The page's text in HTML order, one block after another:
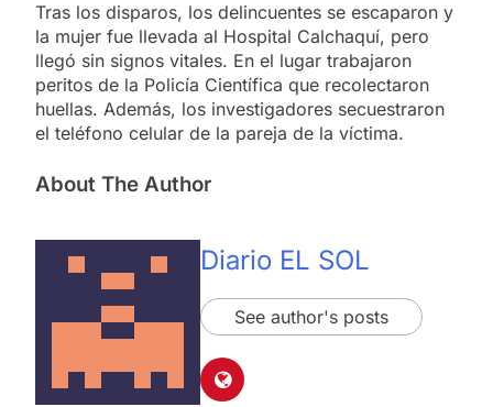
Tras los disparos, los delincuentes se escaparon y
la mujer fue llevada al Hospital Calchaquí, pero
llegó sin signos vitales. En el lugar trabajaron
peritos de la Policía Científica que recolectaron
huellas. Además, los investigadores secuestraron
el teléfono celular de la pareja de la víctima.
About The Author
Diario EL SOL
See author's posts